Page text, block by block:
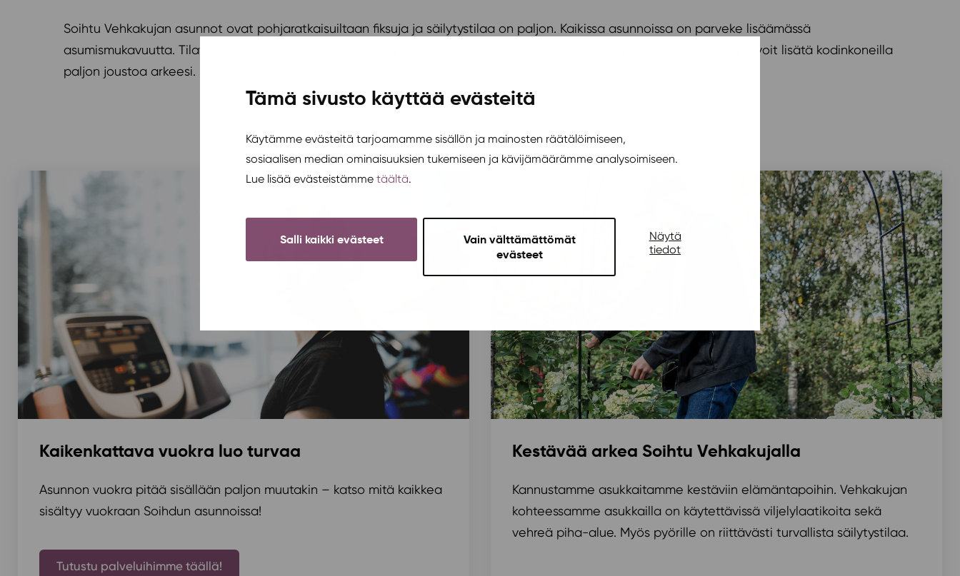
Tämä sivusto käyttää evästeitä
Käytämme evästeitä tarjoamamme sisällön ja mainosten räätälöimiseen,
sosiaalisen median ominaisuuksien tukemiseen ja kävijämäärämme analysoimiseen.
Lue lisää evästeistämme täältä.
Salli kaikki evästeet
Vain välttämättömät
evästeet
Näytä
tiedot
Soihtu Vehkakujan asunnot ovat pohjaratkaisuiltaan fiksuja ja säilytystilaa on paljon. Kaikissa asunnoissa on parveke lisäämässä
asumismukavuutta. Tilavassa kylpyhuoneessa on paikka pyykinpesukoneelle ja keittiössä astianpesukoneelle – niinpä voit lisätä kodinkoneilla
paljon joustoa arkeesi.
Kaikenkattava vuokra luo turvaa
Asunnon vuokra pitää sisällään paljon muutakin – katso mitä kaikkea
sisältyy vuokraan Soihdun asunnoissa!
Tutustu palveluihimme täällä!
Kestävää arkea Soihtu Vehkakujalla
Kannustamme asukkaitamme kestäviin elämäntapoihin. Vehkakujan
kohteessamme asukkailla on käytettävissä viljelylaatikoita sekä
vehreä piha-alue. Myös pyörille on riittävästi turvallista säilytystilaa.